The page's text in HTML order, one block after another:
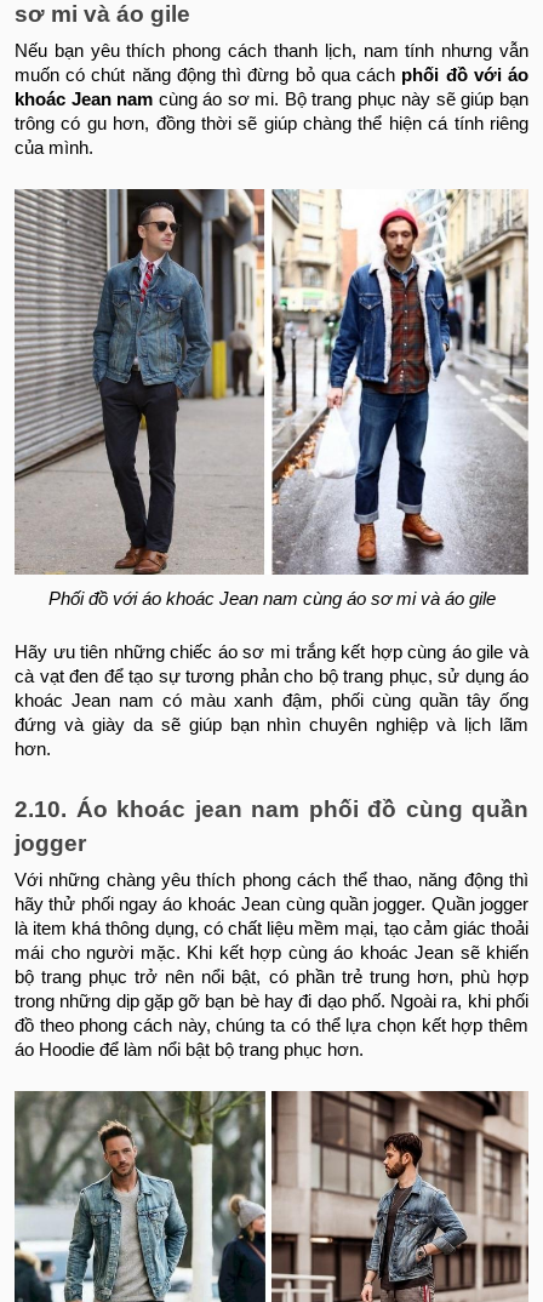
sơ mi và áo gile
Nếu bạn yêu thích phong cách thanh lịch, nam tính nhưng vẫn
muốn có chút năng động thì đừng bỏ qua cách phối đồ với áo
khoác Jean nam cùng áo sơ mi. Bộ trang phục này sẽ giúp bạn
trông có gu hơn, đồng thời sẽ giúp chàng thể hiện cá tính riêng
của mình.
Phối đồ với áo khoác Jean nam cùng áo sơ mi và áo gile
Hãy ưu tiên những chiếc áo sơ mi trắng kết hợp cùng áo gile và
cà vạt đen để tạo sự tương phản cho bộ trang phục, sử dụng áo
khoác Jean nam có màu xanh đậm, phối cùng quần tây ống
đứng và giày da sẽ giúp bạn nhìn chuyên nghiệp và lịch lãm
hơn.
2.10. Áo khoác jean nam phối đồ cùng quần
jogger
Với những chàng yêu thích phong cách thể thao, năng động thì
hãy thử phối ngay áo khoác Jean cùng quần jogger. Quần jogger
là item khá thông dụng, có chất liệu mềm mại, tạo cảm giác thoải
mái cho người mặc. Khi kết hợp cùng áo khoác Jean sẽ khiến
bộ trang phục trở nên nổi bật, có phần trẻ trung hơn, phù hợp
trong những dịp gặp gỡ bạn bè hay đi dạo phố. Ngoài ra, khi phối
đồ theo phong cách này, chúng ta có thể lựa chọn kết hợp thêm
áo Hoodie để làm nổi bật bộ trang phục hơn.